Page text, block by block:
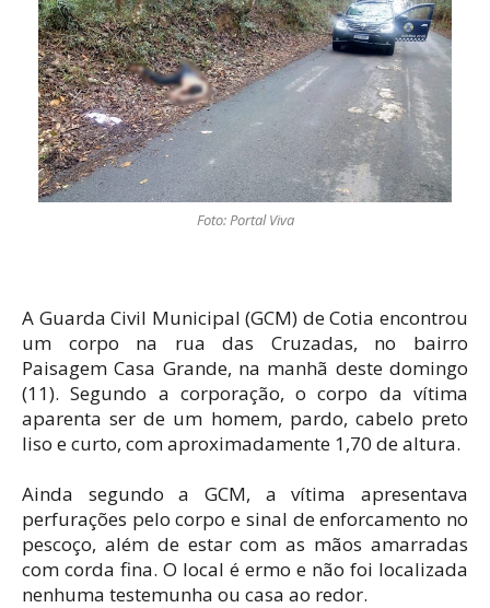
Foto: Portal Viva
A Guarda Civil Municipal (GCM) de Cotia encontrou
um corpo na rua das Cruzadas, no bairro
Paisagem Casa Grande, na manhã deste domingo
(11). Segundo a corporação, o corpo da vítima
aparenta ser de um homem, pardo, cabelo preto
liso e curto, com aproximadamente 1,70 de altura.
Ainda segundo a GCM, a vítima apresentava
perfurações pelo corpo e sinal de enforcamento no
pescoço, além de estar com as mãos amarradas
com corda fina. O local é ermo e não foi localizada
nenhuma testemunha ou casa ao redor.